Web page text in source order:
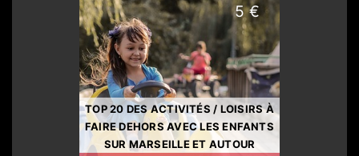
5 €
TOP 20 DES ACTIVITÉS / LOISIRS À
FAIRE DEHORS AVEC LES ENFANTS
SUR MARSEILLE ET AUTOUR